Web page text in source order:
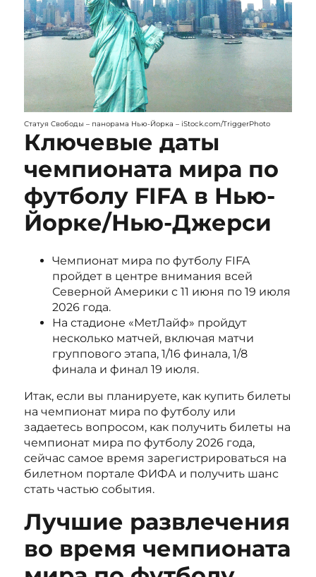
Статуя Свободы – панорама Нью-Йорка – iStock.com/TriggerPhoto
Ключевые даты
чемпионата мира по
футболу FIFA в Нью-
Йорке/Нью-Джерси
Чемпионат мира по футболу FIFA
пройдет в центре внимания всей
Северной Америки с 11 июня по 19 июля
2026 года.
На стадионе «МетЛайф» пройдут
несколько матчей, включая матчи
группового этапа, 1/16 финала, 1/8
финала и финал 19 июля.
Итак, если вы планируете, как купить билеты
на чемпионат мира по футболу или
задаетесь вопросом, как получить билеты на
чемпионат мира по футболу 2026 года,
сейчас самое время зарегистрироваться на
билетном портале ФИФА и получить шанс
стать частью события.
Лучшие развлечения
во время чемпионата